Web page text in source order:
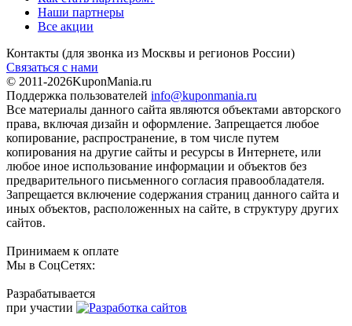
Наши партнеры
Все акции
Контакты (для звонка из Москвы и регионов России)
Связаться с нами
© 2011-2026KuponMania.ru
Поддержка пользователей info@kuponmania.ru
Все материалы данного сайта являются объектами авторского
права, включая дизайн и оформление. Запрещается любое
копирование, распространение, в том числе путем
копирования на другие сайты и ресурсы в Интернете, или
любое иное использование информации и объектов без
предварительного письменного согласия правообладателя.
Запрещается включение содержания страниц данного сайта и
иных объектов, расположенных на сайте, в структуру других
сайтов.
Принимаем к оплате
Мы в СоцСетях:
Разрабатывается
при участии